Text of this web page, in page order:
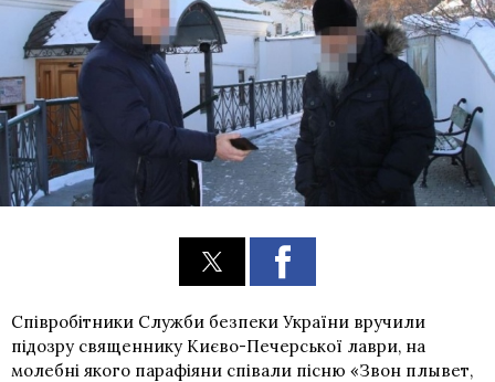
Співробітники Служби безпеки України вручили
підозру священнику Києво-Печерської лаври, на
молебні якого парафіяни співали пісню «Звон плывет,